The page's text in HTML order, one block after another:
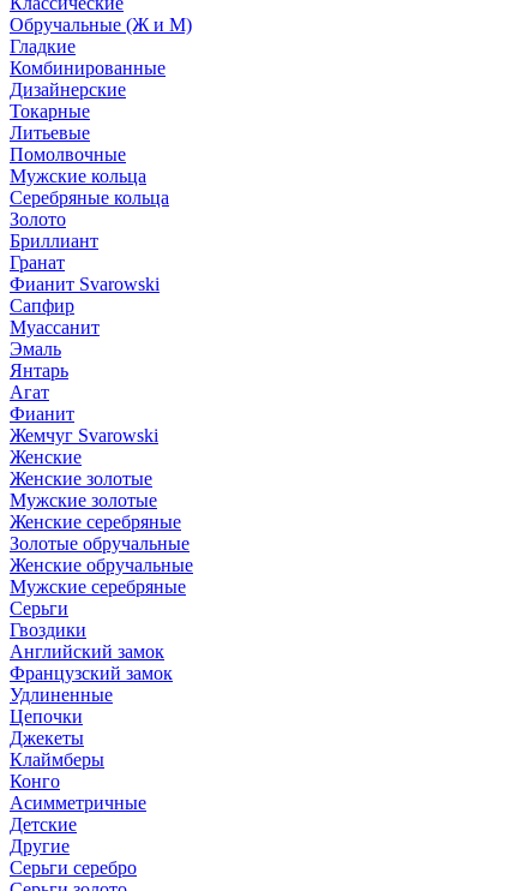
Обручальные (Ж и М)
Гладкие
Комбинированные
Дизайнерские
Токарные
Литьевые
Помолвочные
Мужские кольца
Серебряные кольца
Золото
Бриллиант
Гранат
Фианит Svarowski
Сапфир
Муассанит
Эмаль
Янтарь
Агат
Фианит
Жемчуг Svarowski
Женские
Женские золотые
Мужские золотые
Женские серебряные
Золотые обручальные
Женские обручальные
Мужские серебряные
Серьги
Гвоздики
Английский замок
Французский замок
Удлиненные
Цепочки
Джекеты
Клаймберы
Конго
Асимметричные
Детские
Другие
Серьги серебро